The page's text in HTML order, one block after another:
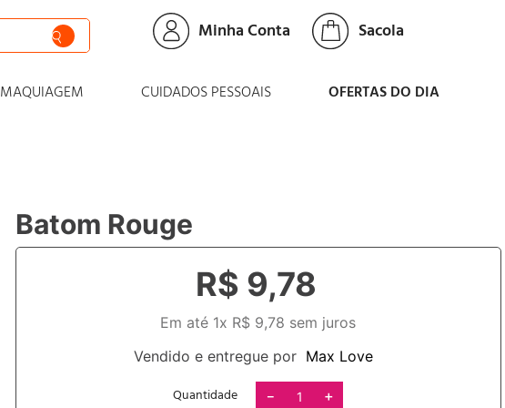
Minha Conta
MAQUIAGEM CUIDADOS PESSOAIS OFERTAS DO DIA
Batom Rouge
R$ 9,78
Em até 1x R$ 9,78 sem juros
Vendido e entregue por Max Love
Quantidade ＋
－